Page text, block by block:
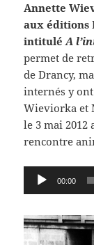
Annette
aux éditions
intituléA
permet de
de Drancy,
internés y
Wieviorka et
le 3 mai 2012
rencontre
Lecteur
audio
00:00